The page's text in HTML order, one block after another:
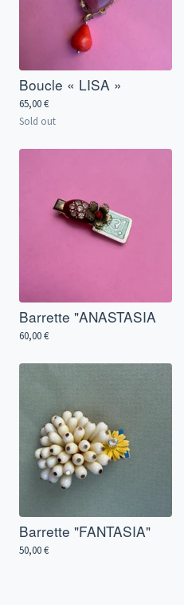
Boucle « LISA »
65,00€
Sold out
Barrette "ANASTASIA
60,00€
Barrette "FANTASIA"
50,00€